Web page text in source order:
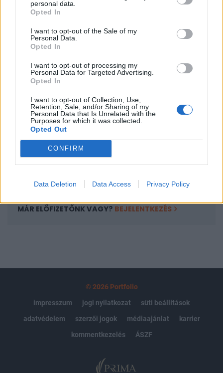
personal data.
Opted In
I want to opt-out of the Sale of my
Personal Data.
Opted In
I want to opt-out of processing my
Personal Data for Targeted Advertising.
Opted In
I want to opt-out of Collection, Use,
Retention, Sale, and/or Sharing of my
Personal Data that Is Unrelated with the
Purposes for which it was collected.
Opted Out
CONFIRM
Data Deletion Data Access Privacy Policy
javaslat márciusban születhet meg. Magasabb
osztalékfizetésre...
KEDVES OLVASÓNK!
A keresett cikk a portfolio.hu hírarchívumához
tartozik, melynek olvasása előfizetéses
Az előfizetés a következőket tartalmazza:
Portfolio.hu teljes cikkarchívum
Kötéslisták: BÉT elmúlt 2 év napon belüli
kötéslistái
MÁR ELŐFIZETŐNK VAGY? BEJELENTKEZÉS
© 2026 Portfolio
impresszum
jogi nyilatkozat
süti beállítások
adatvédelem
szerzői jogok médiaajánlat
karrier
kommentkezelés
ÁSZF